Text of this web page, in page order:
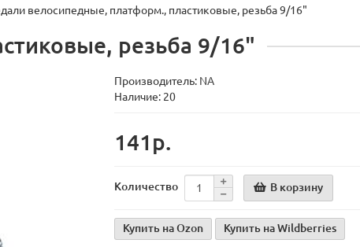
велосипедные, платформ., пластиковые, резьба 9/16"
резьба 9/16"
Производитель: NA
Наличие: 20
141р.
Количество В корзину
Купить на Ozon Купить на Wildberries